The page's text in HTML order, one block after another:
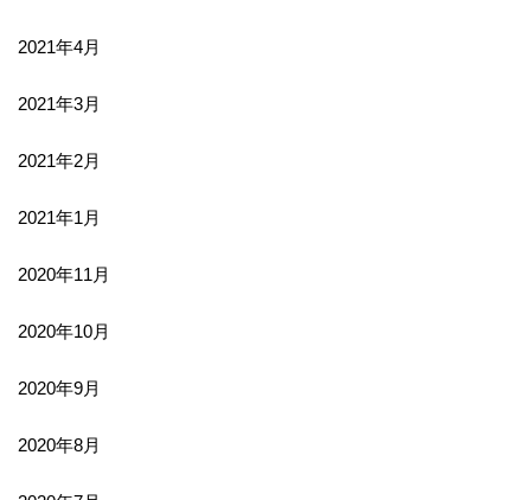
2021年4月
2021年3月
2021年2月
2021年1月
2020年11月
2020年10月
2020年9月
2020年8月